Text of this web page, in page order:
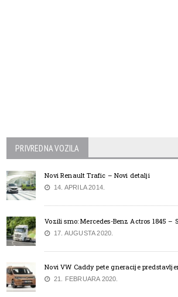
PRIVREDNA VOZILA
Novi Renault Trafic – Novi detalji
14. APRILA 2014.
Vozili smo: Mercedes-Benz Actros 1845 –
17. AUGUSTA 2020.
Novi VW Caddy pete gneracije
21. FEBRUARA 2020.